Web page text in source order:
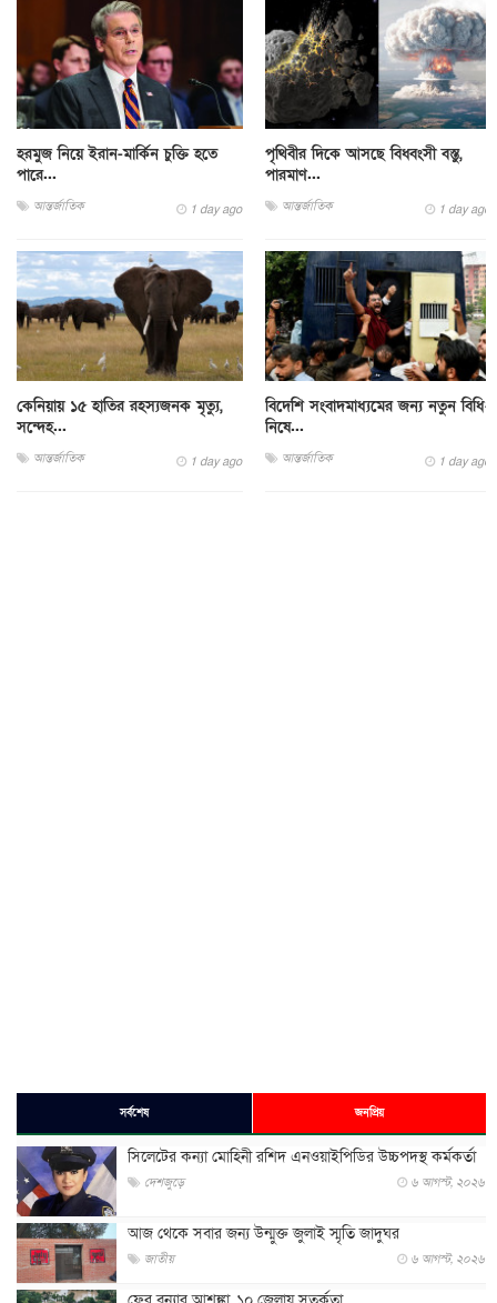
হরমুজ নিয়ে ইরান-মার্কিন চুক্তি হতে
পারে...
আন্তর্জাতিক 1 day ago
পৃথিবীর দিকে আসছে বিধ্বংসী বস্তু,
পারমাণ...
আন্তর্জাতিক 1 day ago
কেনিয়ায় ১৫ হাতির রহস্যজনক মৃত্যু,
সন্দেহ...
আন্তর্জাতিক 1 day ago
বিদেশি সংবাদমাধ্যমের জন্য নতুন বিধি-
নিষে...
আন্তর্জাতিক 1 day ago
সর্বশেষ জনপ্রিয়
সিলেটের কন্যা মোহিনী রশিদ এনওয়াইপিডির উচ্চপদস্থ কর্মকর্তা
দেশজুড়ে ৬ আগস্ট, ২০২৬
আজ থেকে সবার জন্য উন্মুক্ত জুলাই স্মৃতি জাদুঘর
জাতীয় ৬ আগস্ট, ২০২৬